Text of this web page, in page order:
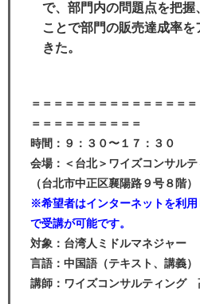
で、部門内の問題点を把握
ことで部門の販売達成率
きた。
＝＝＝＝＝＝＝＝＝＝＝＝＝＝
＝＝＝＝＝＝＝＝＝＝
時間：９：３０〜１７：３０
会場：＜台北＞ワイズコンサル
（台北市中正区襄陽路９号８階）
※希望者はインターネットを利
で受講が可能です。
対象：台湾人ミドルマネジャー
言語：中国語（テキスト、講義）
講師：ワイズコンサルティン